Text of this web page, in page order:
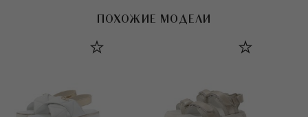
ПОХОЖИЕ МОДЕЛИ